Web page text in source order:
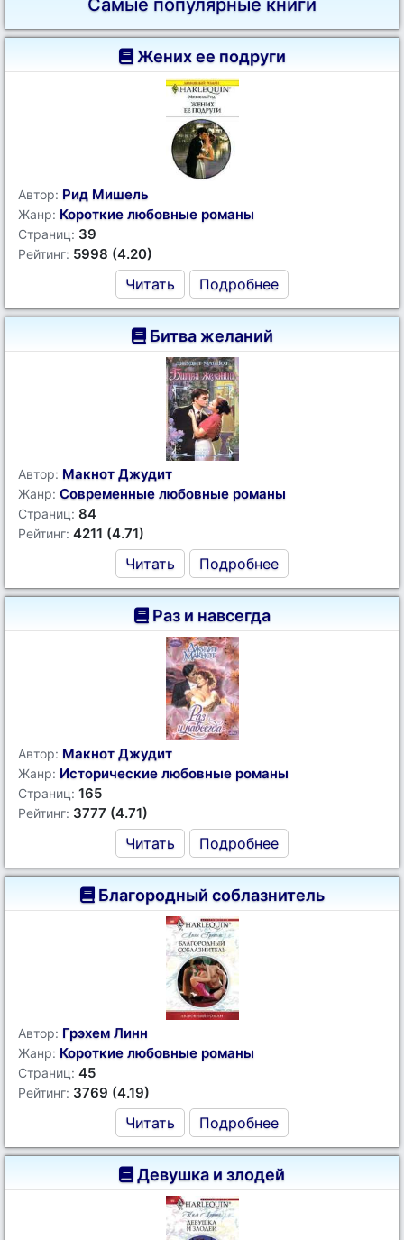
Самые популярные книги
Жених ее подруги
Автор: Рид Мишель
Жанр: Короткие любовные романы
Страниц: 39
Рейтинг: 5998 (4.20)
Читать Подробнее
Битва желаний
Автор: Макнот Джудит
Жанр: Современные любовные романы
Страниц: 84
Рейтинг: 4211 (4.71)
Читать Подробнее
Раз и навсегда
Автор: Макнот Джудит
Жанр: Исторические любовные романы
Страниц: 165
Рейтинг: 3777 (4.71)
Читать Подробнее
Благородный соблазнитель
Автор: Грэхем Линн
Жанр: Короткие любовные романы
Страниц: 45
Рейтинг: 3769 (4.19)
Читать Подробнее
Девушка и злодей